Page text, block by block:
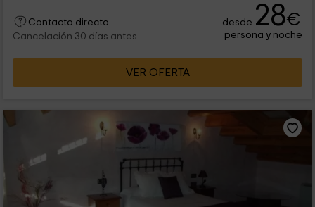
Contacto directo
Cancelación 30 días antes
desde 28€
persona y noche
VER OFERTA